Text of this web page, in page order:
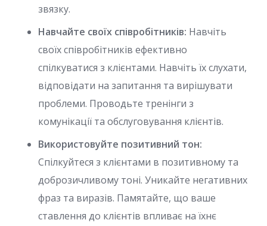
звязку.
Навчайте своїх співробітників: Навчіть
своїх співробітників ефективно
спілкуватися з клієнтами. Навчіть їх слухати,
відповідати на запитання та вирішувати
проблеми. Проводьте тренінги з
комунікації та обслуговування клієнтів.
Використовуйте позитивний тон:
Спілкуйтеся з клієнтами в позитивному та
доброзичливому тоні. Уникайте негативних
фраз та виразів. Памятайте, що ваше
ставлення до клієнтів впливає на їхнє